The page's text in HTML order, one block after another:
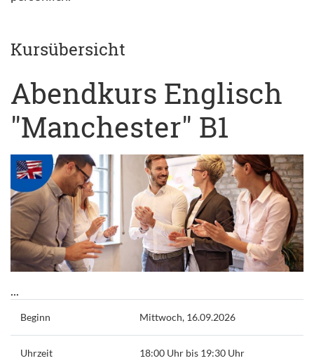
Kursübersicht
Abendkurs Englisch
"Manchester" B1
...
Beginn Mittwoch, 16.09.2026
Uhrzeit 18:00 Uhr bis 19:30 Uhr